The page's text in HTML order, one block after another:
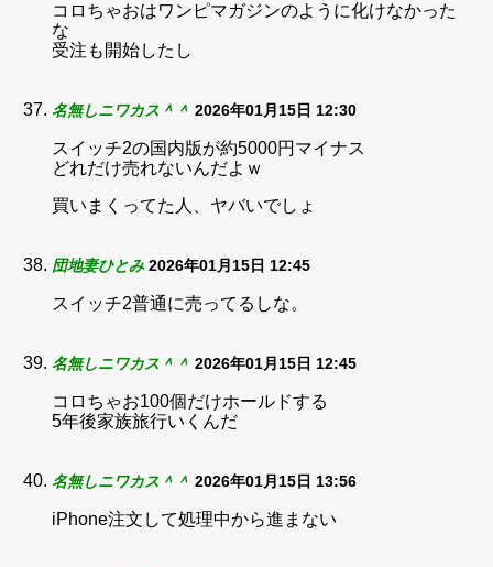
コロちゃおはワンピマガジンのように化けなかった
な
受注も開始したし
名無しニワカス＾＾ 2026年01月15日 12:30
スイッチ2の国内版が約5000円マイナス
どれだけ売れないんだよｗ
買いまくってた人、ヤバいでしょ
団地妻ひとみ 2026年01月15日 12:45
スイッチ2普通に売ってるしな。
名無しニワカス＾＾ 2026年01月15日 12:45
コロちゃお100個だけホールドする
5年後家族旅行いくんだ
名無しニワカス＾＾ 2026年01月15日 13:56
iPhone注文して処理中から進まない